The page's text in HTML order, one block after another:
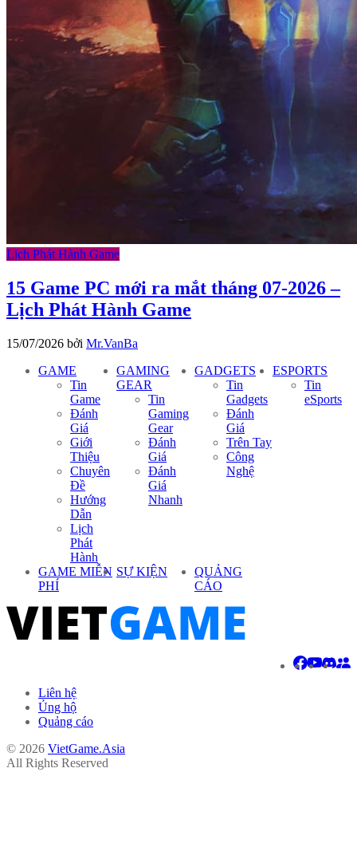
Lịch Phát Hành Game
15 Game PC mới ra mắt tháng 07-2026 –
Lịch Phát Hành Game
15/07/2026 bởi Mr.VanBa
GAME
Tin
Game
Đánh
Giá
Giới
Thiệu
Chuyên
Đề
Hướng
Dẫn
Lịch
Phát
Hành
GAMING
GEAR
Tin
Gaming
Gear
Đánh
Giá
Đánh
Giá
Nhanh
GADGETS
Tin
Gadgets
Đánh
Giá
Trên Tay
Công
Nghệ
ESPORTS
Tin
eSports
GAME MIỄN
PHÍ
SỰ KIỆN
QUẢNG
CÁO
Liên hệ
Ủng hộ
Quảng cáo
© 2026 VietGame.Asia
All Rights Reserved